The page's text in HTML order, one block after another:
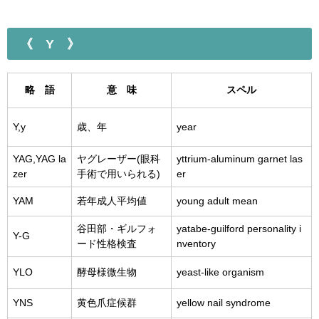
《 Y 》
略 語 意 味 スペル
Y,y 歳、年 year
YAG,YAG la
zer
ヤグレーザー(眼科
手術で用いられる)
yttrium-aluminum garnet las
er
YAM 若年成人平均値 young adult mean
Y-G
谷田部・ギルフォ
ード性格検査
yatabe-guilford personality i
nventory
YLO 酵母様微生物 yeast-like organism
YNS 黄色爪症候群 yellow nail syndrome